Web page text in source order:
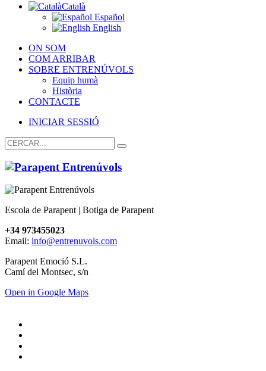
Català
Español
English
ON SOM
COM ARRIBAR
SOBRE ENTRENÚVOLS
Equip humà
Història
CONTACTE
INICIAR SESSIÓ
Escola de Parapent | Botiga de Parapent
+34 973455023
Email: info@entrenuvols.com
Parapent Emoció S.L.
Camí del Montsec, s/n
Open in Google Maps